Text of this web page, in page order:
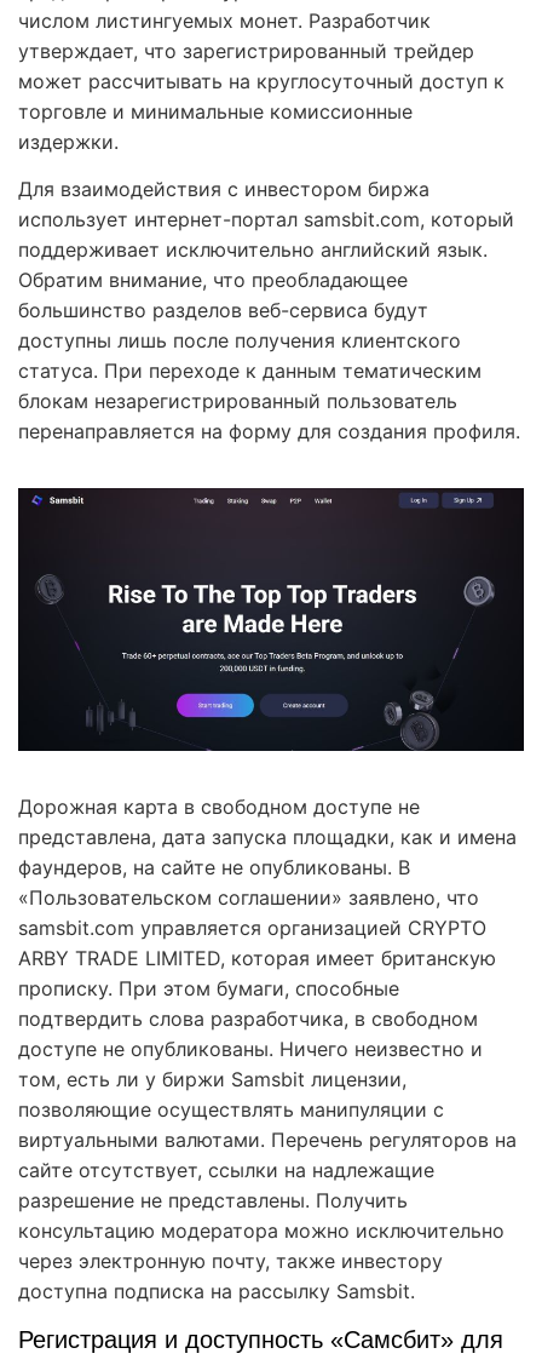
числом листингуемых монет. Разработчик
утверждает, что зарегистрированный трейдер
может рассчитывать на круглосуточный доступ к
торговле и минимальные комиссионные
издержки.
Для взаимодействия с инвестором биржа
использует интернет-портал samsbit.com, который
поддерживает исключительно английский язык.
Обратим внимание, что преобладающее
большинство разделов веб-сервиса будут
доступны лишь после получения клиентского
статуса. При переходе к данным тематическим
блокам незарегистрированный пользователь
перенаправляется на форму для создания профиля.
Дорожная карта в свободном доступе не
представлена, дата запуска площадки, как и имена
фаундеров, на сайте не опубликованы. В
«Пользовательском соглашении» заявлено, что
samsbit.com управляется организацией CRYPTO
ARBY TRADE LIMITED, которая имеет британскую
прописку. При этом бумаги, способные
подтвердить слова разработчика, в свободном
доступе не опубликованы. Ничего неизвестно и
том, есть ли у биржи Samsbit лицензии,
позволяющие осуществлять манипуляции с
виртуальными валютами. Перечень регуляторов на
сайте отсутствует, ссылки на надлежащие
разрешение не представлены. Получить
консультацию модератора можно исключительно
через электронную почту, также инвестору
доступна подписка на рассылку Samsbit.
Регистрация и доступность «Самсбит» для